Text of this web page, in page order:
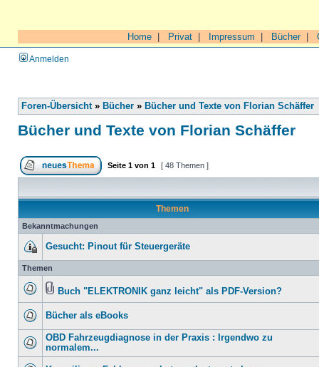
Home Privat Impressum Bücher|
Anmelden
Foren-Übersicht» Bücher » Bücher und Texte von Florian Schäffer
Bücher und Texte von Florian Schäffer
Seite 1 von 1 [ 48 Themen ]
Themen
Bekanntmachungen
Gesucht: Pinout für Steuergeräte
Themen
Buch "ELEKTRONIK ganz leicht" als PDF-Version?
Bücher als eBooks
OBD Fahrzeugdiagnose in der Praxis : Irgendwo zu
normalem...